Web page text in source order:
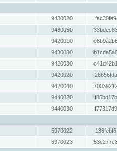
9430020
9430050
9420010
9430030
9420030
9420020
9420040
9440020
9440030
5970022
5970023